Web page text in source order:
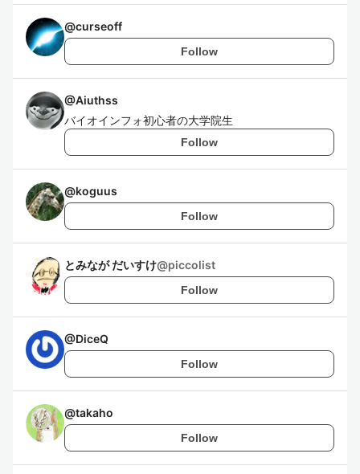
@curseoff
Follow
@Aiuthss
バイオインフォ初心者の大学院生
Follow
@koguus
Follow
とみなが だいすけ@piccolist
Follow
@DiceQ
Follow
@takaho
Follow